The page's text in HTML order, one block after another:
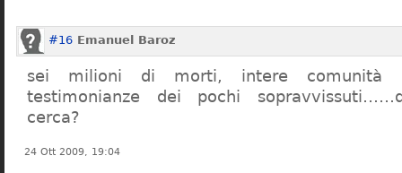
#16 Emanuel Baroz
sei milioni di morti, intere comunità
testimonianze dei pochi
cerca?
24 Ott 2009, 19:04